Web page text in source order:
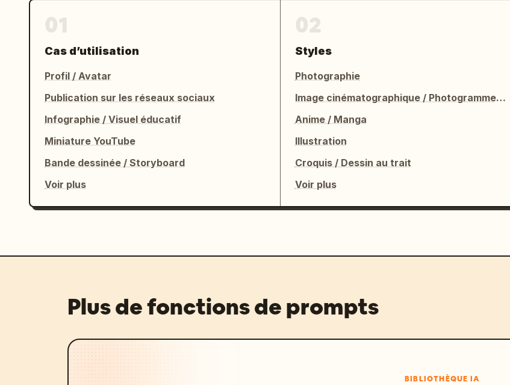
Cas d’utilisation
Profil / Avatar
Publication sur les réseaux sociaux
Infographie / Visuel éducatif
Miniature YouTube
Bande dessinée / Storyboard
Voir plus
Styles
Photographie
Image cinématographique / Photogramme de film
Anime / Manga
Illustration
Croquis / Dessin au trait
Voir plus
Plus de fonctions de prompts
BIBLIOTHÈQUE IA